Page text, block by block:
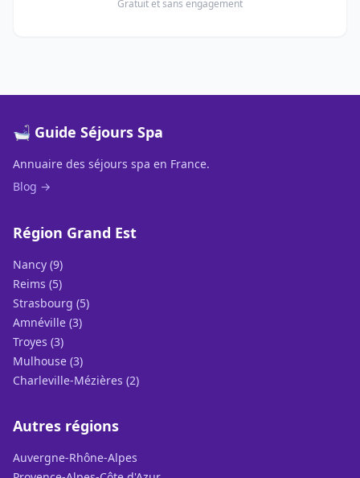
Gratuit et sans engagement
🛁 Guide Séjours Spa
Annuaire des séjours spa en France.
Blog →
Région Grand Est
Nancy (9)
Reims (5)
Strasbourg (5)
Amnéville (3)
Troyes (3)
Mulhouse (3)
Charleville-Mézières (2)
Autres régions
Auvergne-Rhône-Alpes